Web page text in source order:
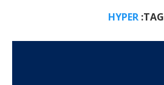
TAG:
HYPER